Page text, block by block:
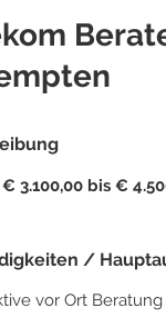
3.100,00 bis €
/
vor Ort